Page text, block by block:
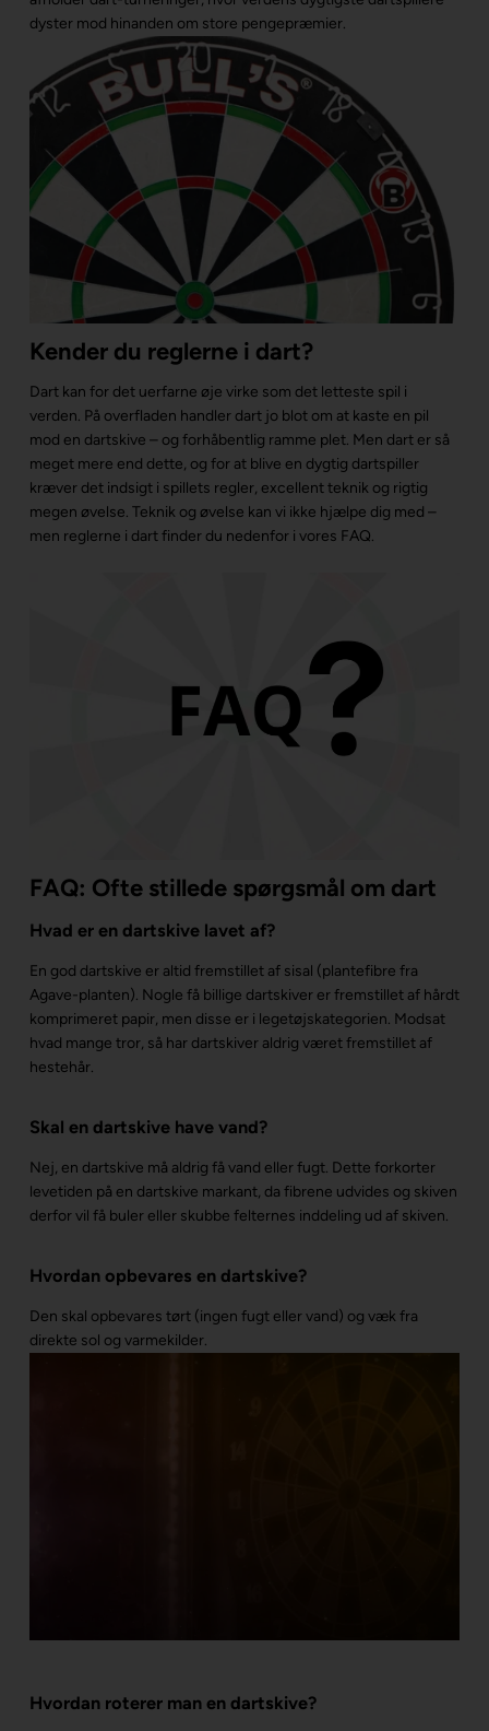
dyster mod hinanden om store pengepræmier.
Kender du reglerne i dart?
Dart kan for det uerfarne øje virke som det letteste spil i
verden. På overfladen handler dart jo blot om at kaste en pil
mod en dartskive – og forhåbentlig ramme plet. Men dart er så
meget mere end dette, og for at blive en dygtig dartspiller
kræver det indsigt i spillets regler, excellent teknik og rigtig
megen øvelse. Teknik og øvelse kan vi ikke hjælpe dig med –
men reglerne i dart finder du nedenfor i vores FAQ.
FAQ: Ofte stillede spørgsmål om dart
Hvad er en dartskive lavet af?
En god dartskive er altid fremstillet af sisal (plantefibre fra
Agave-planten). Nogle få billige dartskiver er fremstillet af hårdt
komprimeret papir, men disse er i legetøjskategorien. Modsat
hvad mange tror, så har dartskiver aldrig været fremstillet af
hestehår.
Skal en dartskive have vand?
Nej, en dartskive må aldrig få vand eller fugt. Dette forkorter
levetiden på en dartskive markant, da fibrene udvides og skiven
derfor vil få buler eller skubbe felternes inddeling ud af skiven.
Hvordan opbevares en dartskive?
Den skal opbevares tørt (ingen fugt eller vand) og væk fra
direkte sol og varmekilder.
Hvordan roterer man en dartskive?